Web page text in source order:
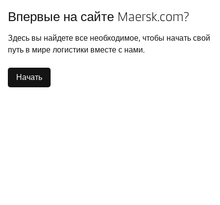
Впервые на сайте Maersk.com?
Здесь вы найдете все необходимое, чтобы начать свой
путь в мире логистики вместе с нами.
Начать